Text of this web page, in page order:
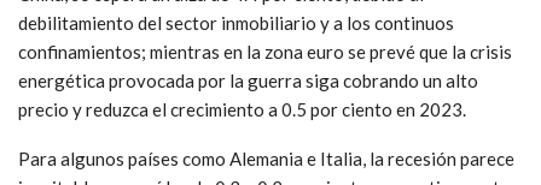
debilitamiento del sector inmobiliario y a los continuos
confinamientos; mientras en la zona euro se prevé que la crisis
energética provocada por la guerra siga cobrando un alto
precio y reduzca el crecimiento a 0.5 por ciento en 2023.
Para algunos países como Alemania e Italia, la recesión parece